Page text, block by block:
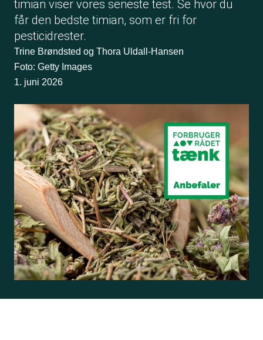
timian viser vores seneste test. Se hvor du
får den bedste timian, som er fri for
pesticidrester.
Trine Brøndsted og Thora Uldall-Hansen
Foto: Getty Images
1. juni 2026